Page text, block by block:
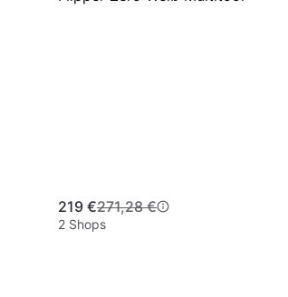
219 €271,28 €
2 Shops